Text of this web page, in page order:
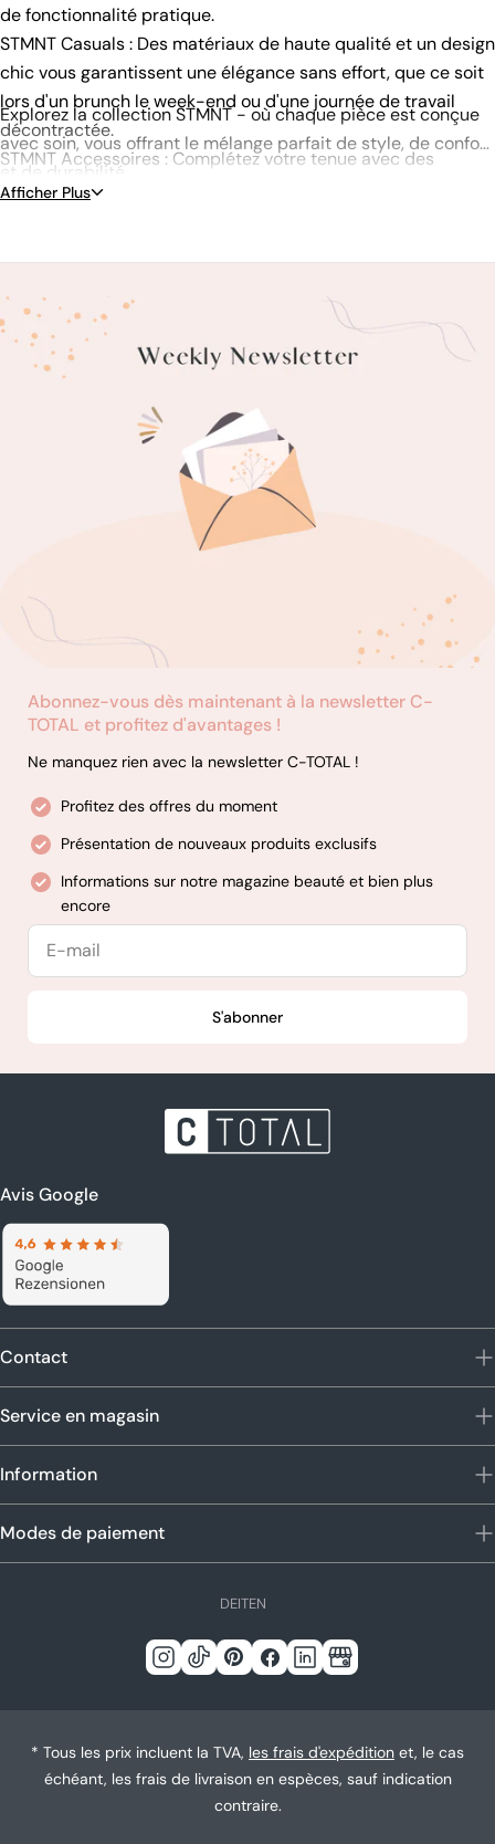
de fonctionnalité pratique.
STMNT Casuals : Des matériaux de haute qualité et un design
chic vous garantissent une élégance sans effort, que ce soit
lors d'un brunch le week-end ou d'une journée de travail
décontractée.
STMNT Accessoires : Complétez votre tenue avec des
accessoires qui en disent long.
Explorez la collection STMNT - où chaque pièce est conçue
avec soin, vous offrant le mélange parfait de style, de confort
et de durabilité.
Afficher Plus
Abonnez-vous dès maintenant à la newsletter C-
TOTAL et profitez d'avantages !
Ne manquez rien avec la newsletter C-TOTAL !
Profitez des offres du moment
Présentation de nouveaux produits exclusifs
Informations sur notre magazine beauté et bien plus
encore
E-
S'abonner
Avis Google
Contact
Service en magasin
Information
Modes de paiement
L
n
e
DE EN
IT
Instagram
TIC PinterestFacebook
LinkedinGoogle
* Tous les prix incluent la TVA, les frais d'expédition et, le cas
échéant, les frais de livraison en espèces, sauf indication
contraire.